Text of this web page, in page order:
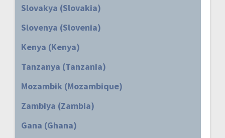
Slovakya (Slovakia)
Slovenya (Slovenia)
Kenya (Kenya)
Tanzanya (Tanzania)
Mozambik (Mozambique)
Zambiya (Zambia)
Gana (Ghana)